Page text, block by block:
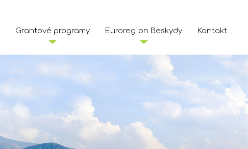
Grantové programy Euroregion Beskydy Kontakt